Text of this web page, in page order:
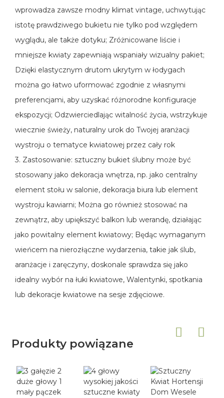
wprowadza zawsze modny klimat vintage, uchwytując
istotę prawdziwego bukietu nie tylko pod względem
wyglądu, ale także dotyku; Zróżnicowane liście i
mniejsze kwiaty zapewniają wspaniały wizualny pakiet;
Dzięki elastycznym drutom ukrytym w łodygach
można go łatwo uformować zgodnie z własnymi
preferencjami, aby uzyskać różnorodne konfiguracje
ekspozycji; Odzwierciedlając witalność życia, wstrzykuje
wiecznie świeży, naturalny urok do Twojej aranżacji
wystroju o tematyce kwiatowej przez cały rok
3. Zastosowanie: sztuczny bukiet ślubny może być
stosowany jako dekoracja wnętrza, np. jako centralny
element stołu w salonie, dekoracja biura lub element
wystroju kawiarni; Można go również stosować na
zewnątrz, aby upiększyć balkon lub werandę, działając
jako powitalny element kwiatowy; Będąc wymaganym
wieńcem na nierozłączne wydarzenia, takie jak ślub,
aranżacje i zaręczyny, doskonale sprawdza się jako
idealny wybór na łuki kwiatowe, Walentynki, spotkania
lub dekoracje kwiatowe na sesje zdjęciowe.
Produkty powiązane